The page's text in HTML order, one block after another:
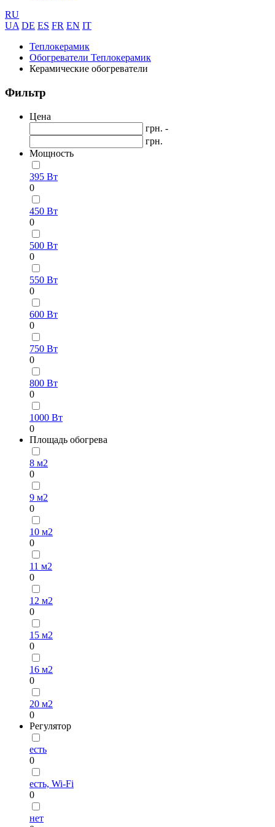
RU
UA DE ES FR EN IT
Теплокерамик
Обогреватели Теплокерамик
Керамические обогреватели
Фильтр
Цена
грн. -
грн.
Мощность
395 Вт
0
450 Вт
0
500 Вт
0
550 Вт
0
600 Вт
0
750 Вт
0
800 Вт
0
1000 Вт
0
Площадь обогрева
8 м2
0
9 м2
0
10 м2
0
11 м2
0
12 м2
0
15 м2
0
16 м2
0
20 м2
0
Регулятор
есть
0
есть, Wi-Fi
0
нет